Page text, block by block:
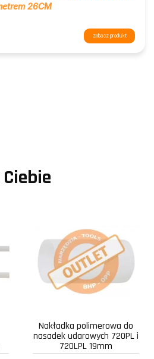
26CM
zobacz produkt
Nakładka polimerowa do
nasadek udarowych 720PL i
720LPL 19mm